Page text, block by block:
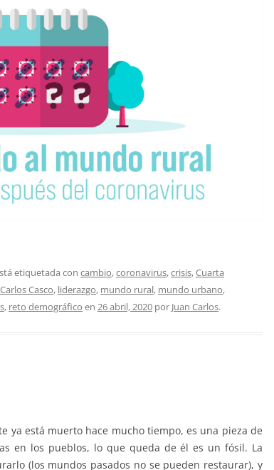
etiquetada con cambio,coronavirus,crisis,Cuarta
Casco, liderazgo, mundo rural, mundo urbano,
, reto demográfico en 26 abril, 2020 por Juan Carlos.
ya está muerto hace mucho tiempo, es una pieza de
en los pueblos, lo que queda de él es un fósil. La
(los mundos pasados no se pueden restaurar), y